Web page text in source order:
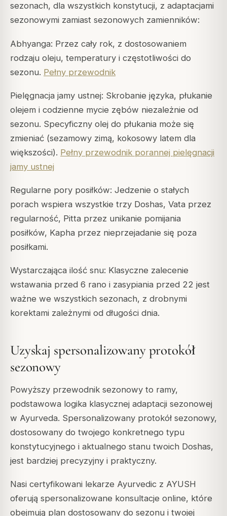
sezonach, dla wszystkich konstytucji, z adaptacjami
sezonowymi zamiast sezonowych zamienników:
Abhyanga: Przez cały rok, z dostosowaniem
rodzaju oleju, temperatury i częstotliwości do
sezonu. Pełny przewodnik
Pielęgnacja jamy ustnej: Skrobanie języka, płukanie
olejem i codzienne mycie zębów niezależnie od
sezonu. Specyficzny olej do płukania może się
zmieniać (sezamowy zimą, kokosowy latem dla
większości). Pełny przewodnik porannej pielęgnacji
jamy ustnej
Regularne pory posiłków: Jedzenie o stałych
porach wspiera wszystkie trzy Doshas, Vata przez
regularność, Pitta przez unikanie pomijania
posiłków, Kapha przez nieprzejadanie się poza
posiłkami.
Wystarczająca ilość snu: Klasyczne zalecenie
wstawania przed 6 rano i zasypiania przed 22 jest
ważne we wszystkich sezonach, z drobnymi
korektami zależnymi od długości dnia.
Uzyskaj spersonalizowany protokół
sezonowy
Powyższy przewodnik sezonowy to ramy,
podstawowa logika klasycznej adaptacji sezonowej
w Ayurveda. Spersonalizowany protokół sezonowy,
dostosowany do twojego konkretnego typu
konstytucyjnego i aktualnego stanu twoich Doshas,
jest bardziej precyzyjny i praktyczny.
Nasi certyfikowani lekarze Ayurvedic z AYUSH
oferują spersonalizowane konsultacje online, które
obejmują plan dostosowany do sezonu i twojej